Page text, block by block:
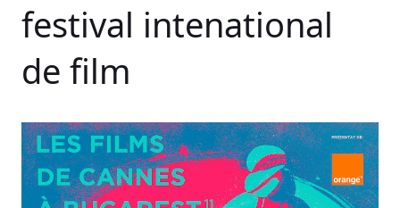
festival intenational
de film